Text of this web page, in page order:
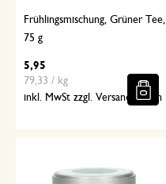
Frühlingsmischung, Grüner Tee,
75 g
5,95
79,33 / kg
inkl. MwSt zzgl. Versandkosten